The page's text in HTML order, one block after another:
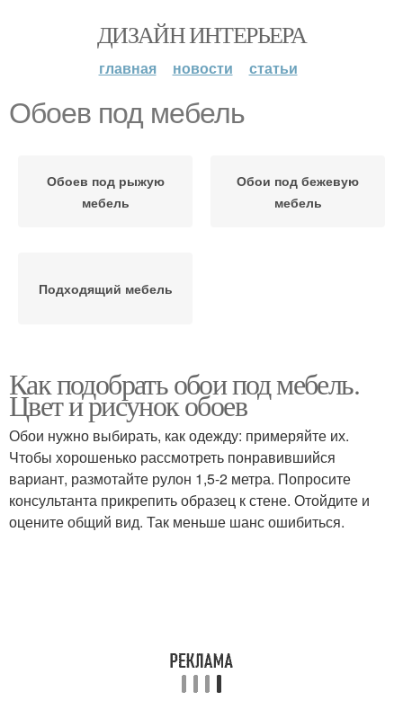
ДИЗАЙН ИНТЕРЬЕРА
главная новости статьи
Обоев под мебель
Обоев под рыжую
мебель
Обои под бежевую
мебель
Подходящий мебель
Как подобрать обои под мебель.
Цвет и рисунок обоев
Обои нужно выбирать, как одежду: примеряйте их.
Чтобы хорошенько рассмотреть понравившийся
вариант, размотайте рулон 1,5-2 метра. Попросите
консультанта прикрепить образец к стене. Отойдите и
оцените общий вид. Так меньше шанс ошибиться.